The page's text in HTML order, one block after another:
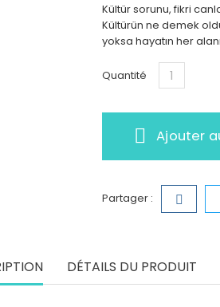
Kültür sorunu, fikri
Kültürün ne demek
yoksa hayatın her
Quantité
Ajouter
Partager :
DÉTAILS DU PRODUIT